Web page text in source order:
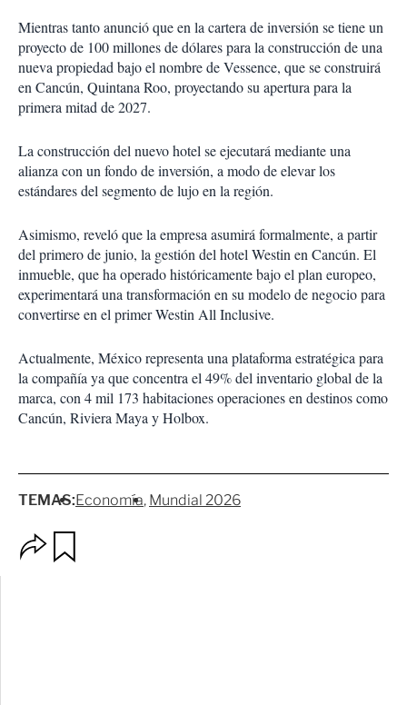
Mientras tanto anunció que en la cartera de inversión se tiene un
proyecto de 100 millones de dólares para la construcción de una
nueva propiedad bajo el nombre de Vessence, que se construirá
en Cancún, Quintana Roo, proyectando su apertura para la
primera mitad de 2027.
La construcción del nuevo hotel se ejecutará mediante una
alianza con un fondo de inversión, a modo de elevar los
estándares del segmento de lujo en la región.
Asimismo, reveló que la empresa asumirá formalmente, a partir
del primero de junio, la gestión del hotel Westin en Cancún. El
inmueble, que ha operado históricamente bajo el plan europeo,
experimentará una transformación en su modelo de negocio para
convertirse en el primer Westin All Inclusive.
Actualmente, México representa una plataforma estratégica para
la compañía ya que concentra el 49% del inventario global de la
marca, con 4 mil 173 habitaciones operaciones en destinos como
Cancún, Riviera Maya y Holbox.
TEMAS:Economía Mundial 2026